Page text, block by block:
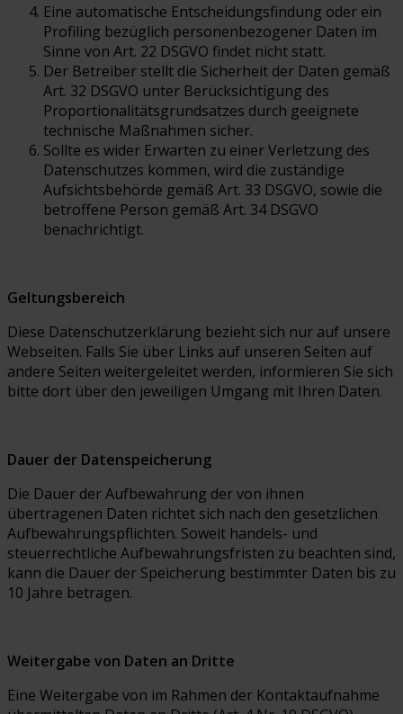
Eine automatische Entscheidungsfindung oder ein
Profiling bezüglich personenbezogener Daten im
Sinne von Art. 22 DSGVO findet nicht statt.
Der Betreiber stellt die Sicherheit der Daten gemäß
Art. 32 DSGVO unter Berücksichtigung des
Proportionalitätsgrundsatzes durch geeignete
technische Maßnahmen sicher.
Sollte es wider Erwarten zu einer Verletzung des
Datenschutzes kommen, wird die zuständige
Aufsichtsbehörde gemäß Art. 33 DSGVO, sowie die
betroffene Person gemäß Art. 34 DSGVO
benachrichtigt.
Geltungsbereich
Diese Datenschutzerklärung bezieht sich nur auf unsere
Webseiten. Falls Sie über Links auf unseren Seiten auf
andere Seiten weitergeleitet werden, informieren Sie sich
bitte dort über den jeweiligen Umgang mit Ihren Daten.
Dauer der Datenspeicherung
Die Dauer der Aufbewahrung der von ihnen
übertragenen Daten richtet sich nach den gesetzlichen
Aufbewahrungspflichten. Soweit handels- und
steuerrechtliche Aufbewahrungsfristen zu beachten sind,
kann die Dauer der Speicherung bestimmter Daten bis zu
10 Jahre betragen.
Weitergabe von Daten an Dritte
Eine Weitergabe von im Rahmen der Kontaktaufnahme